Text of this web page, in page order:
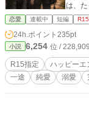
は、
家へ帰るようにな
ける物語です。 【第二章
二人の、その後
して。
く二人。 -------- 登場人物 ダルガン（36歳
街の何
話焼き。 エルナ（26歳） 古代文明研究者
恋愛 連載中 短編 R15
24h.ポイント 235pt
小説 6,254 位 /
R15指定 ハッピーエ
一途
純愛 溺愛